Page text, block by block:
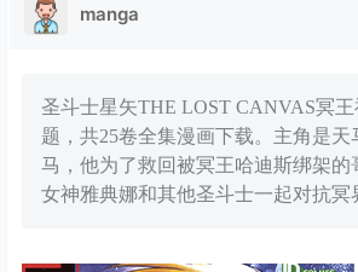
manga
圣斗士星矢THE LOST CANVAS冥
题，共25卷全集漫画下载。主角是天
马，他为了救回被冥王哈迪斯绑架的
女神雅典娜和其他圣斗士一起对抗冥